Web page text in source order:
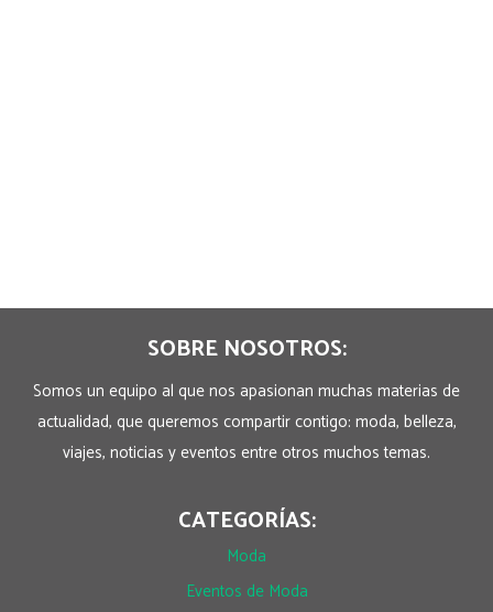
SOBRE NOSOTROS:
Somos un equipo al que nos apasionan muchas materias de
actualidad, que queremos compartir contigo: moda, belleza,
viajes, noticias y eventos entre otros muchos temas.
CATEGORÍAS:
Moda
Eventos de Moda